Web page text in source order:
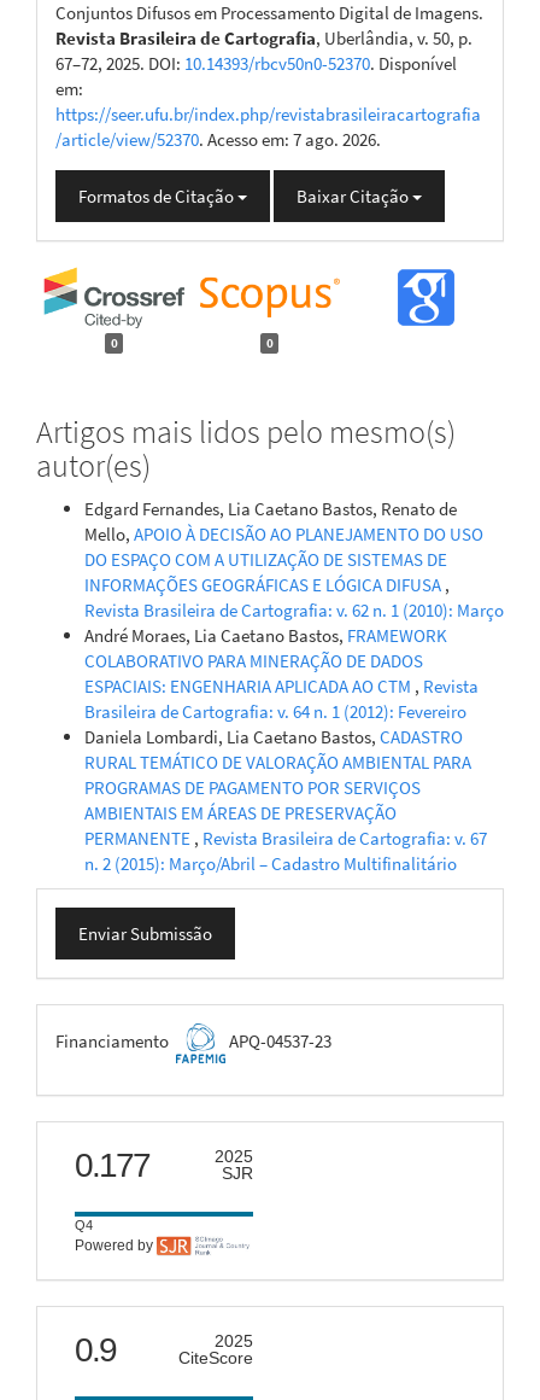
Conjuntos Difusos em Processamento Digital de Imagens.
Revista Brasileira de Cartografia, Uberlândia, v. 50, p.
67–72, 2025. DOI: 10.14393/rbcv50n0-52370. Disponível
em:
https://seer.ufu.br/index.php/revistabrasileiracartografia
/article/view/52370. Acesso em: 7 ago. 2026.
Formatos de Citação Baixar Citação
0 0
Artigos mais lidos pelo mesmo(s)
autor(es)
Edgard Fernandes, Lia Caetano Bastos, Renato de
Mello, APOIO À DECISÃO AO PLANEJAMENTO DO USO
DO ESPAÇO COM A UTILIZAÇÃO DE SISTEMAS DE
INFORMAÇÕES GEOGRÁFICAS E LÓGICA DIFUSA ,
Revista Brasileira de Cartografia: v. 62 n. 1 (2010): Março
André Moraes, Lia Caetano Bastos, FRAMEWORK
COLABORATIVO PARA MINERAÇÃO DE DADOS
ESPACIAIS: ENGENHARIA APLICADA AO CTM , Revista
Brasileira de Cartografia: v. 64 n. 1 (2012): Fevereiro
Daniela Lombardi, Lia Caetano Bastos, CADASTRO
RURAL TEMÁTICO DE VALORAÇÃO AMBIENTAL PARA
PROGRAMAS DE PAGAMENTO POR SERVIÇOS
AMBIENTAIS EM ÁREAS DE PRESERVAÇÃO
PERMANENTE , Revista Brasileira de Cartografia: v. 67
n. 2 (2015): Março/Abril – Cadastro Multifinalitário
Enviar
Submissão
Enviar Submissão
FAPEMIG
Financiamento APQ-04537-23
scimago
0.177
2025
SJR
Q4
Powered by
citescore
0.9
2025
CiteScore